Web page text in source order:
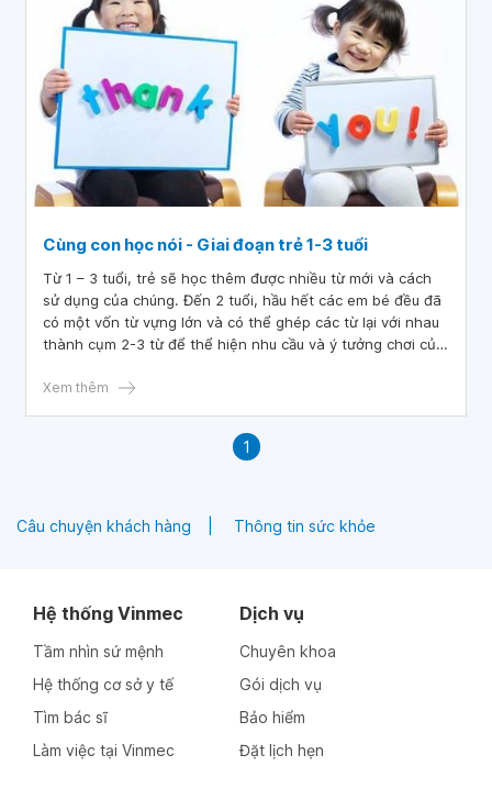
Cùng con học nói - Giai đoạn trẻ 1-3 tuổi
Từ 1 – 3 tuổi, trẻ sẽ học thêm được nhiều từ mới và cách
sử dụng của chúng. Đến 2 tuổi, hầu hết các em bé đều đã
có một vốn từ vựng lớn và có thể ghép các từ lại với nhau
thành cụm 2-3 từ để thể hiện nhu cầu và ý tưởng chơi của
với lời nói để giao tiếp hiệu quả. Thời điểm này, nếu có
phong phú. Vì thế, cha mẹ hãy luôn ở bên cùng con vui
chơi khám phá, bởi đây là giai đoạn vàng để trẻ học nói.
Xem thêm
1
Câu chuyện khách hàng Thông tin sức khỏe
Hệ thống Vinmec
Tầm nhìn sứ mệnh
Hệ thống cơ sở y tế
Tìm bác sĩ
Làm việc tại Vinmec
Dịch vụ
Chuyên khoa
Gói dịch vụ
Bảo hiểm
Đặt lịch hẹn